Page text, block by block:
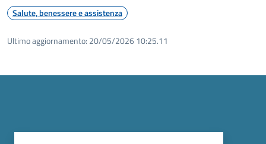
Salute, benessere e assistenza
Ultimo aggiornamento: 20/05/2026 10:25.11